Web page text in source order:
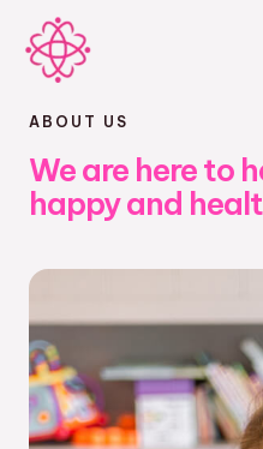
content
ABOUT US
We are here to
happy and